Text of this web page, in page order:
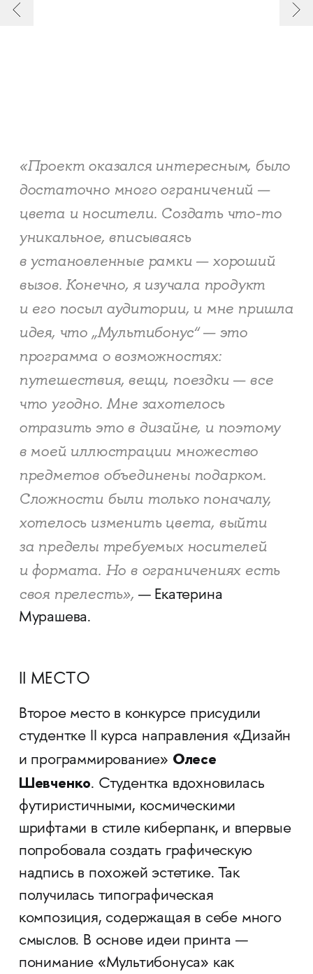
«Проект оказался интересным, было
достаточно много ограничений —
цвета и носители. Создать что-то
уникальное, вписываясь
в установленные рамки — хороший
вызов. Конечно, я изучала продукт
и его посыл аудитории, и мне пришла
идея, что „Мультибонус“ — это
программа о возможностях:
путешествия, вещи, поездки — все
что угодно. Мне захотелось
отразить это в дизайне, и поэтому
в моей иллюстрации множество
предметов объединены подарком.
Сложности были только поначалу,
хотелось изменить цвета, выйти
за пределы требуемых носителей
и формата. Но в ограничениях есть
своя прелесть», — Екатерина
Мурашева.
II МЕСТО
Второе место в конкурсе присудили
студентке II курса направления «Дизайн
и программирование» Олесе
Шевченко. Студентка вдохновилась
футиристичными, космическими
шрифтами в стиле киберпанк, и впервые
попробовала создать графическую
надпись в похожей эстетике. Так
получилась типографическая
композиция, содержащая в себе много
смыслов. В основе идеи принта —
понимание «Мультибонуса» как